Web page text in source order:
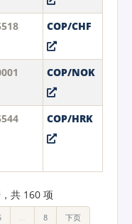
COP/CHF
COP/NOK
COP/HRK
共 160 项
… 8 下页